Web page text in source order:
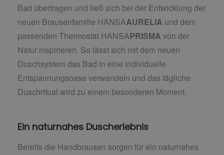
Bad übertragen und ließ sich bei der Entwicklung der
neuen Brausenfamilie HANSAAURELIA und dem
passenden Thermostat HANSAPRISMA von der
Natur inspirieren. So lässt sich mit dem neuen
Duschsystem das Bad in eine individuelle
Entspannungsoase verwandeln und das tägliche
Duschritual wird zu einem besonderen Moment.
Ein naturnahes Duscherlebnis
Bereits die Handbrausen sorgen für ein naturnahes